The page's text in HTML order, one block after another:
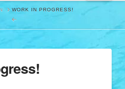
WORK IN PROGRESS!